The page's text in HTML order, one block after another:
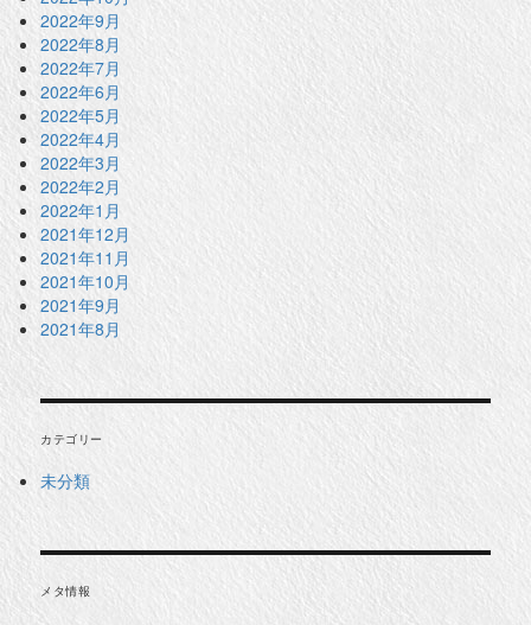
2022年9月
2022年8月
2022年7月
2022年6月
2022年5月
2022年4月
2022年3月
2022年2月
2022年1月
2021年12月
2021年11月
2021年10月
2021年9月
2021年8月
カテゴリー
未分類
メタ情報